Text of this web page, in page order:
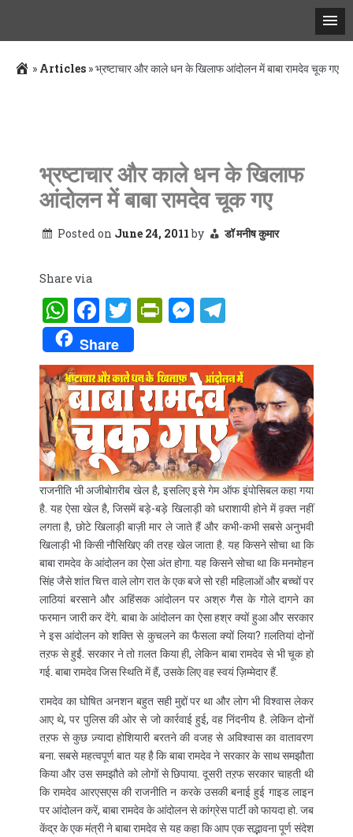
» Articles »भ्रष्‍टाचार और काले धन के खिलाफ आंदोलन में बाबा रामदेव चूक गए
भ्रष्‍टाचार और काले धन के खिलाफ
आंदोलन में बाबा रामदेव चूक गए
Posted on June 24, 2011by डॉ मनीष कुमार
Share via
WhatsApp
Facebook
Twitter
PrintFriendly
Messenger
Share
राजनीति भी अजीबोग़रीब खेल है, इसलिए इसे गेम ऑफ इंपोसिबल कहा गया
है. यह ऐसा खेल है, जिसमें बड़े-बड़े खिलाड़ी को धराशायी होने में व़क्त नहीं
लगता है, छोटे खिलाड़ी बाज़ी मार ले जाते हैं और कभी-कभी सबसे अनुभवी
खिलाड़ी भी किसी नौसिखिए की तरह खेल जाता है. यह किसने सोचा था कि
बाबा रामदेव के आंदोलन का ऐसा अंत होगा. यह किसने सोचा था कि मनमोहन
सिंह जैसे शांत चित्त वाले लोग रात के एक बजे सो रही महिलाओं और बच्चों पर
लाठियां बरसाने और अहिंसक आंदोलन पर अश्रु गैस के गोले दागने का
फरमान जारी कर देंगे. बाबा के आंदोलन का ऐसा हश्र क्यों हुआ और सरकार
ने इस आंदोलन को शक्ति से कुचलने का फैसला क्यों लिया? ग़लतियां दोनों
तऱफ से हुईं. सरकार ने तो ग़लत किया ही, लेकिन बाबा रामदेव से भी चूक हो
गई. बाबा रामदेव जिस स्थिति में हैं, उसके लिए वह स्वयं ज़िम्मेदार हैं.
रामदेव का घोषित अनशन बहुत सही मुद्दों पर था और लोग भी विश्वास लेकर
आए थे, पर पुलिस की ओर से जो कार्रवाई हुई, वह निंदनीय है. लेकिन दोनों
तऱफ से कुछ ज़्यादा होशियारी बरतने की वजह से अविश्वास का वातावरण
बना. सबसे महत्वपूर्ण बात यह है कि बाबा रामदेव ने सरकार के साथ समझौता
किया और उस समझौते को लोगों से छिपाया. दूसरी तऱफ सरकार चाहती थी
कि रामदेव आरएसएस की राजनीति न करके उसकी बनाई हुई गाइड लाइन
पर आंदोलन करें, बाबा रामदेव के आंदोलन से कांग्रेस पार्टी को फायदा हो. जब
केंद्र के एक मंत्री ने बाबा रामदेव से यह कहा कि आप एक सद्भावना पूर्ण संदेश